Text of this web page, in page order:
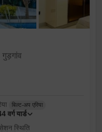
गुड़गांव
बिल्ट-अप एरिया
वर्ग यार्ड
स्थिति